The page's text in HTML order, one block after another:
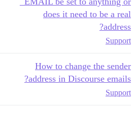
does it need to be a real
address?
Support
How to change the sender
address in Discourse emails?
Support